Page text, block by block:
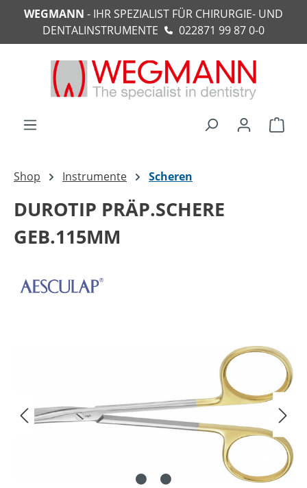
springen
WEGMANN - IHR SPEZIALIST FÜR CHIRURGIE- UND
DENTALINSTRUMENTE
022871 99 87 0-0
Shop Instrumente Scheren
DUROTIP PRÄP.SCHERE
GEB.115MM